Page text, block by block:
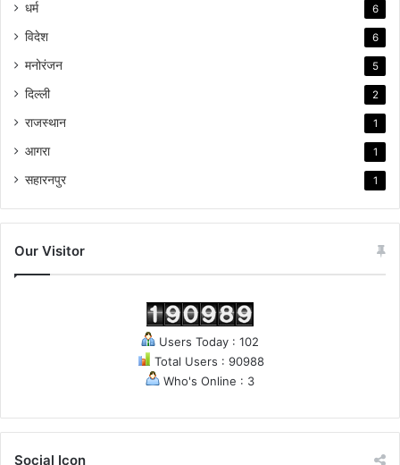
धर्म 6
विदेश 6
मनोरंजन 5
दिल्ली 2
राजस्थान 1
आगरा 1
सहारनपुर 1
Our Visitor
Users Today : 102
Total Users : 90988
Who's Online : 3
Social Icon